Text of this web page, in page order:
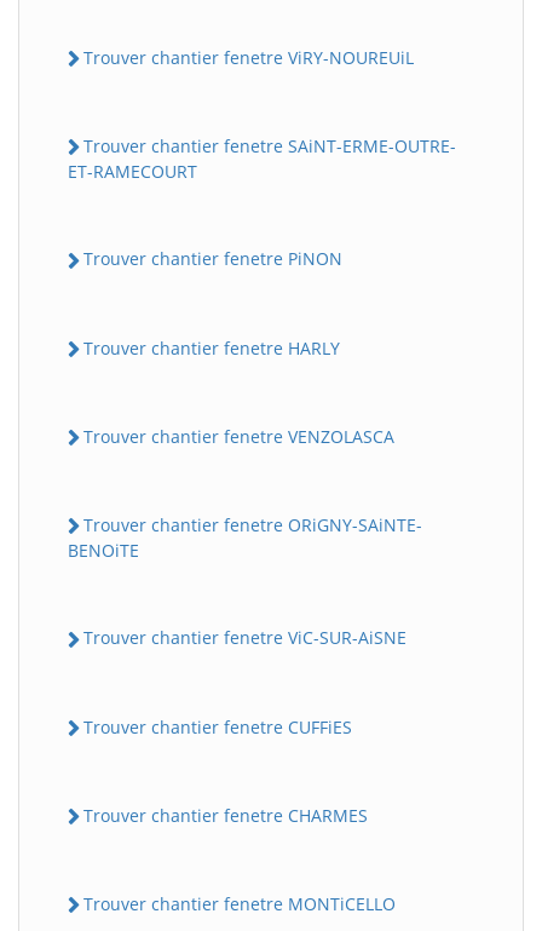
Trouver chantier fenetre ViRY-NOUREUiL
Trouver chantier fenetre SAiNT-ERME-OUTRE-
ET-RAMECOURT
Trouver chantier fenetre PiNON
Trouver chantier fenetre HARLY
Trouver chantier fenetre VENZOLASCA
Trouver chantier fenetre ORiGNY-SAiNTE-
BENOiTE
Trouver chantier fenetre ViC-SUR-AiSNE
Trouver chantier fenetre CUFFiES
Trouver chantier fenetre CHARMES
Trouver chantier fenetre MONTiCELLO